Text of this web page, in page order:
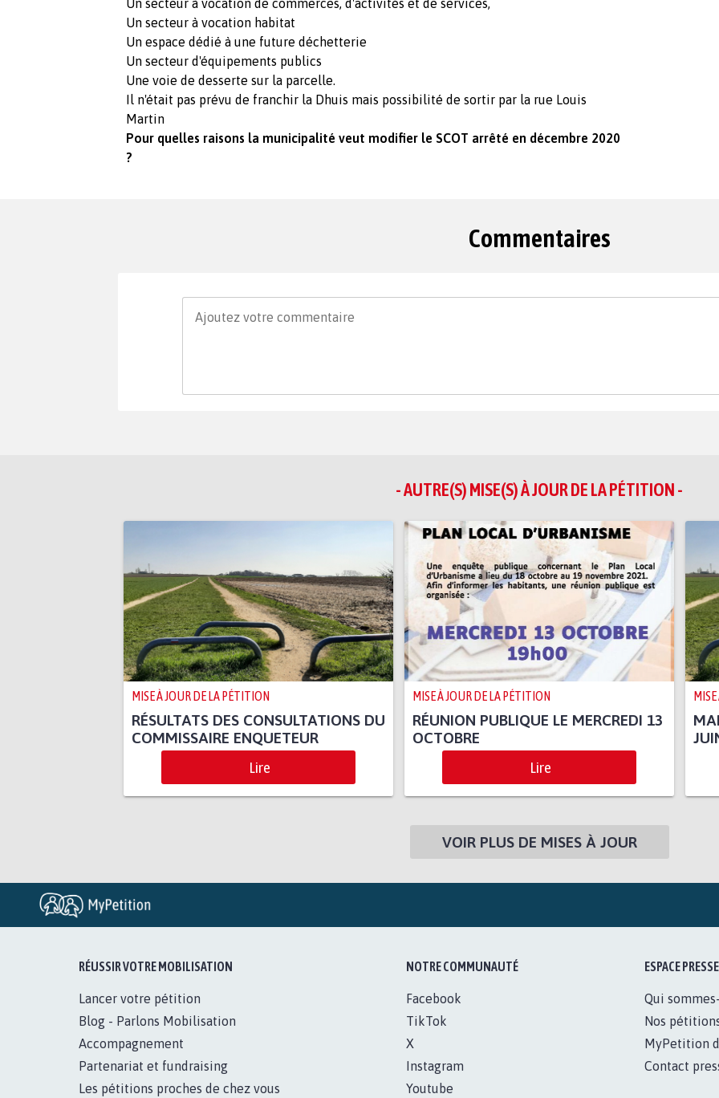
Un secteur à vocation de commerces, d'activités et de services,
Un secteur à vocation habitat
Un espace dédié à une future déchetterie
Un secteur d'équipements publics
Une voie de desserte sur la parcelle.
Il n'était pas prévu de franchir la Dhuis mais possibilité de sortir par la rue Louis
Martin
Pour quelles raisons la municipalité veut modifier le SCOT arrêté en décembre 2020
?
Commentaires
- AUTRE(S) MISE(S) À JOUR DE LA PÉTITION -
MISE À JOUR DE LA PÉTITION
RÉSULTATS DES CONSULTATIONS DU
COMMISSAIRE ENQUETEUR
Lire
MISE À JOUR DE LA PÉTITION
RÉUNION PUBLIQUE LE MERCREDI 13
OCTOBRE
Lire
VOIR PLUS DE MISES À JOUR
RÉUSSIR VOTRE MOBILISATION
Lancer votre pétition
Blog - Parlons Mobilisation
Accompagnement
Partenariat et fundraising
Les pétitions proches de chez vous
NOTRE COMMUNAUTÉ
Facebook
TikTok
X
Instagram
Youtube
ESPACE PRESSE
Qui
Nos
MyPetition
Contact